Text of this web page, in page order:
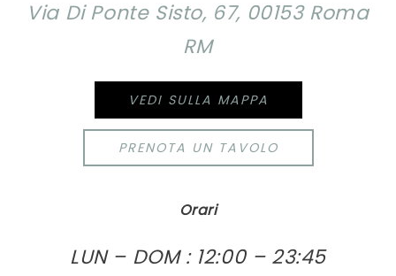
Via Di Ponte Sisto, 67, 00153 Roma
RM
VEDI SULLA MAPPA
PRENOTA UN TAVOLO
Orari
LUN – DOM : 12:00 – 23:45